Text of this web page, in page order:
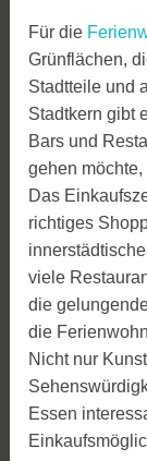
Für die
Grünflächen,
Stadtteile und
Stadtkern gibt
Bars und
gehen
Das
richtiges
viele
die
die
Nicht nur
Essen